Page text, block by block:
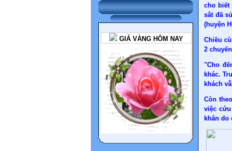
GIÁ VÀNG HÔM NAY
cho biết
sắt đã
(huyện
Chiều
2
"Cho
khác.
khách
Còn
việc
khăn do